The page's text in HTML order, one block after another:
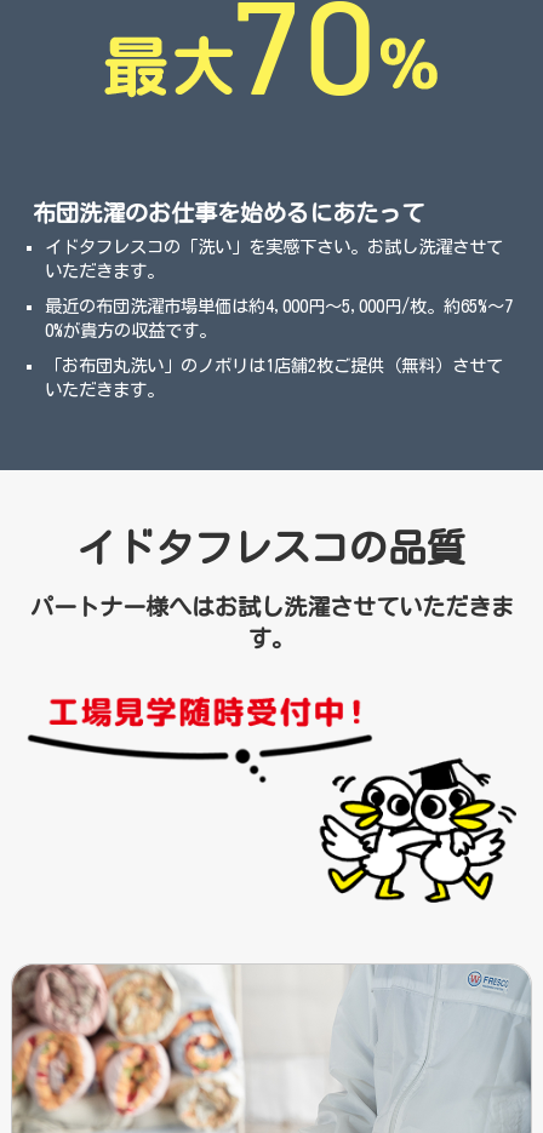
布団洗濯のお仕事を始めるにあたって
イドタフレスコの「洗い」を実感下さい。お試し洗濯させて
いただきます。
最近の布団洗濯市場単価は約4,000円～5,000円/枚。約65%～7
0%が貴方の収益です。
「お布団丸洗い」のノボリは1店舗2枚ご提供（無料）させて
いただきます。
イドタフレスコの品質
パートナー様へはお試し洗濯させていただきま
す。